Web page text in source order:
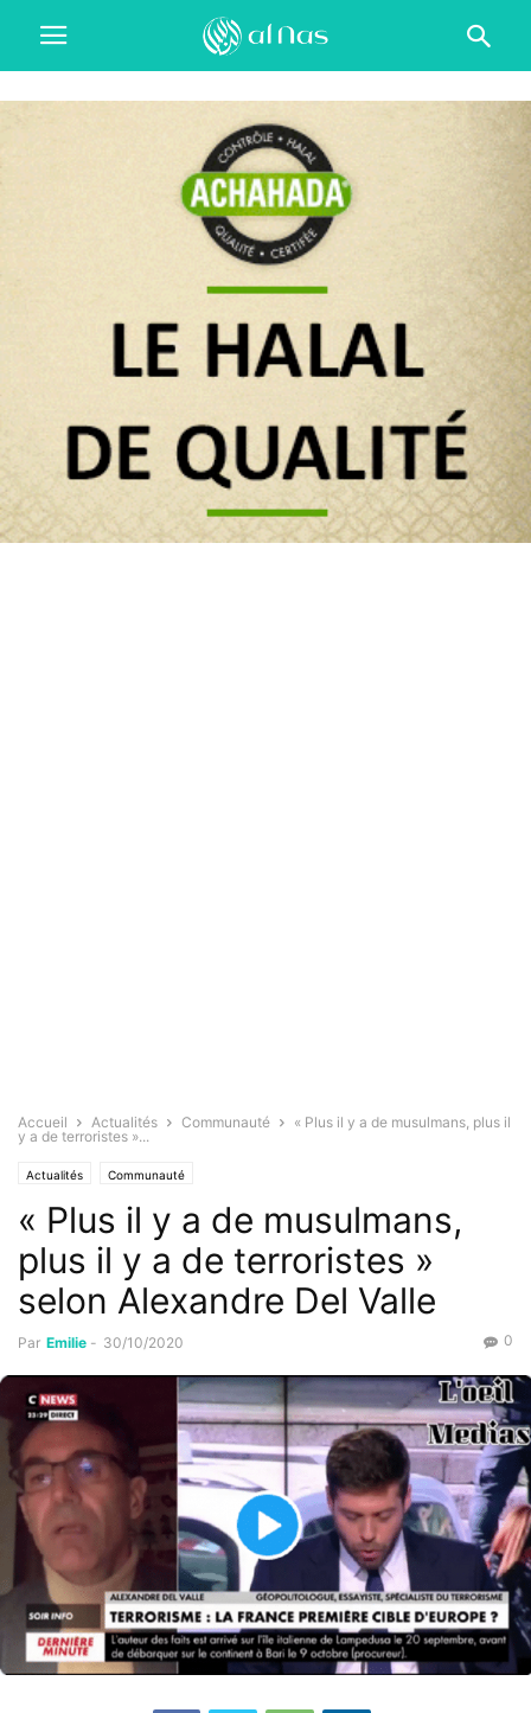
Accueil Actualités Communauté
« Plus il y a de musulmans, plus il
y a de terroristes »...
Actualités Communauté
« Plus il y a de musulmans,
plus il y a de terroristes »
selon Alexandre Del Valle
Par Emilie - 30/10/2020 0